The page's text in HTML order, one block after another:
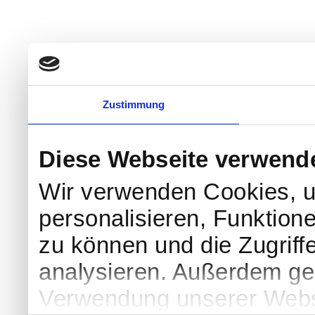
Zustimmung
Diese Webseite
Wir verwenden Cookies,
personalisieren,
zu können und die
analysieren. Außerdem
Verwendung unserer